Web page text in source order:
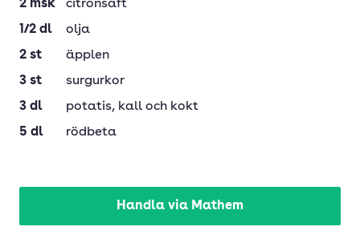
2 msk
citronsaft
1/2 dl
olja
2 st
äpplen
3 st
surgurkor
3 dl potatis, kall och kokt
5 dl rödbeta
Handla via Mathem